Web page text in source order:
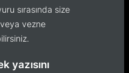
sırasında size
vezne
yazısını